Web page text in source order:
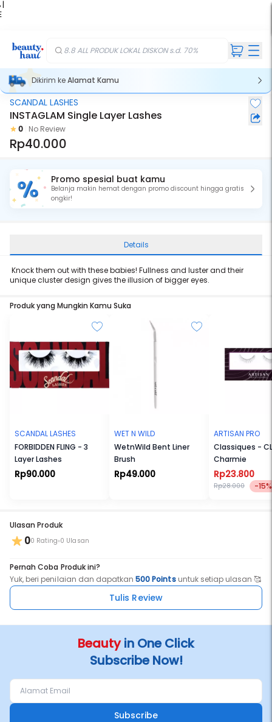
|
8.8 ALL PRODUK LOKAL DISKON s.d. 70%
Dikirim keAlamat Kamu
SCANDAL LASHES
INSTAGLAM Single Layer Lashes
0 No Review
Rp40.000
Promo spesial buat kamu
Belanja makin hemat dengan promo discount hingga gratis
ongkir!
Details
Knock them out with these babies! Fullness and luster and their
unique cluster design gives the illusion of bigger eyes.
Produk yang Mungkin Kamu Suka
SCANDAL LASHES
FORBIDDEN FLING - 3
Layer Lashes
Rp90.000
WET N WILD
WetnWild Bent Liner
Brush
Rp49.000
ARTISAN PRO
Classiques -
Charmie
Rp23.800
Rp28.000 -15%
Ulasan Produk
00 Rating 0 Ulasan
Pernah Coba Produk ini?
Yuk, beri penilaian dan dapatkan500 Pointsuntuk setiap ulasan 🥰
Tulis Review
Beautyin One Click
Subscribe Now!
Subscribe